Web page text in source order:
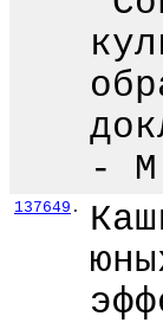
-
137649 .